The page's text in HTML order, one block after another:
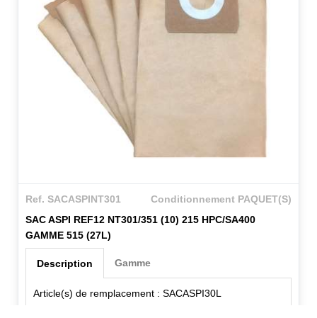
Ref. SACASPINT301
Conditionnement PAQUET(S)
SAC ASPI REF12 NT301/351 (10) 215 HPC/SA400
GAMME 515 (27L)
Description
Article(s) de remplacement : SACASPI30L
Gamme